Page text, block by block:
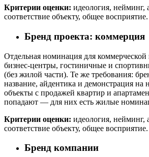
Критерии оценки: идеология, нейминг,
соответствие объекту, общее восприятие.
Бренд проекта: коммерция
Отдельная номинация для
бизнес-центры, гостиничные и
(без жилой части). Те же требования:
название, айдентика и демонстрация на
объекты с продажей квартир и
попадают — для них есть жилые
Критерии оценки: идеология, нейминг,
соответствие объекту, общее восприятие.
Бренд компании